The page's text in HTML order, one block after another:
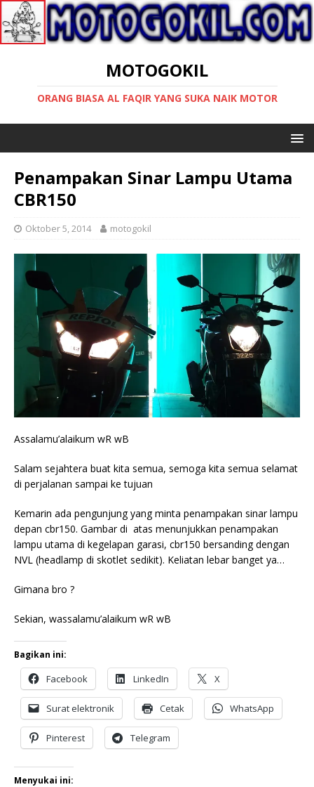
MOTOGOKIL
ORANG BIASA AL FAQIR YANG SUKA NAIK MOTOR
Penampakan Sinar Lampu Utama
CBR150
Oktober 5, 2014 motogokil
Assalamu’alaikum wR wB
Salam sejahtera buat kita semua, semoga kita semua selamat
di perjalanan sampai ke tujuan
Kemarin ada pengunjung yang minta penampakan sinar lampu
depan cbr150. Gambar di atas menunjukkan penampakan
lampu utama di kegelapan garasi, cbr150 bersanding dengan
NVL (headlamp di skotlet sedikit). Keliatan lebar banget ya…
Gimana bro ?
Sekian, wassalamu’alaikum wR wB
Bagikan ini:
Facebook LinkedIn X
Surat elektronik Cetak WhatsApp
Pinterest Telegram
Menyukai ini: